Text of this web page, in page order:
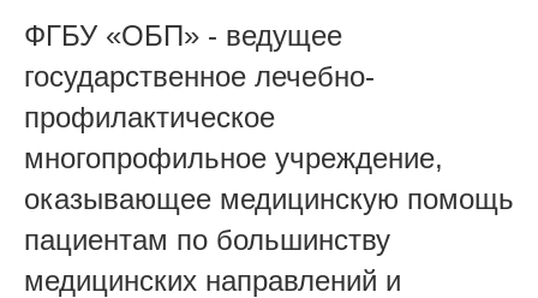
ФГБУ «ОБП» - ведущее
государственное лечебно-
профилактическое
многопрофильное учреждение,
оказывающее медицинскую помощь
пациентам по большинству
медицинских направлений и